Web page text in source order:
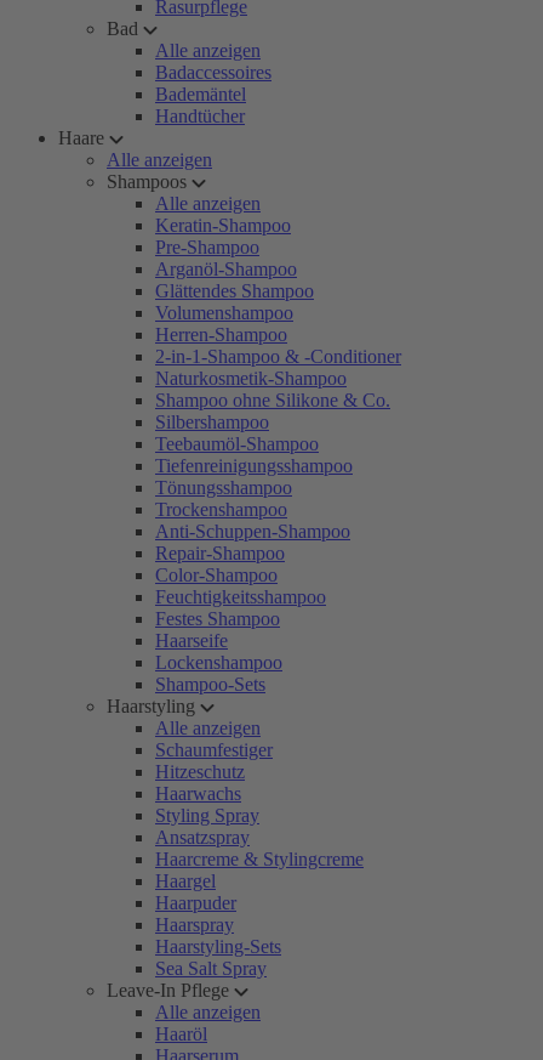
Rasurpflege
Bad
Alle anzeigen
Badaccessoires
Bademäntel
Handtücher
Haare
Alle anzeigen
Shampoos
Alle anzeigen
Keratin-Shampoo
Pre-Shampoo
Arganöl-Shampoo
Glättendes Shampoo
Volumenshampoo
Herren-Shampoo
2-in-1-Shampoo & -Conditioner
Naturkosmetik-Shampoo
Shampoo ohne Silikone & Co.
Silbershampoo
Teebaumöl-Shampoo
Tiefenreinigungsshampoo
Tönungsshampoo
Trockenshampoo
Anti-Schuppen-Shampoo
Repair-Shampoo
Color-Shampoo
Feuchtigkeitsshampoo
Festes Shampoo
Haarseife
Lockenshampoo
Shampoo-Sets
Haarstyling
Alle anzeigen
Schaumfestiger
Hitzeschutz
Haarwachs
Styling Spray
Ansatzspray
Haarcreme & Stylingcreme
Haargel
Haarpuder
Haarspray
Haarstyling-Sets
Sea Salt Spray
Leave-In Pflege
Alle anzeigen
Haaröl
Haarserum